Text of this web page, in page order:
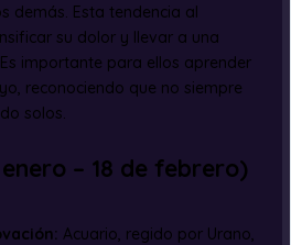
demás. Esta tendencia al
su dolor y llevar a una
importante para ellos aprender
reconociendo que no siempre
solos.
– 18 de febrero)
Acuario, regido por Urano,